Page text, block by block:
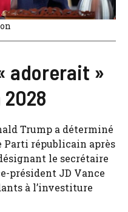
adorerait »
Trump a déterminé
républicain après
le secrétaire
président JD Vance
à l’investiture